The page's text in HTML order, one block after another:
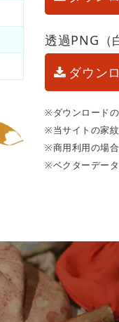
透過PNG（
ダウン
※ダウンロードの
※当サイトの家紋
※商用利用の場合
※ベクターデータ